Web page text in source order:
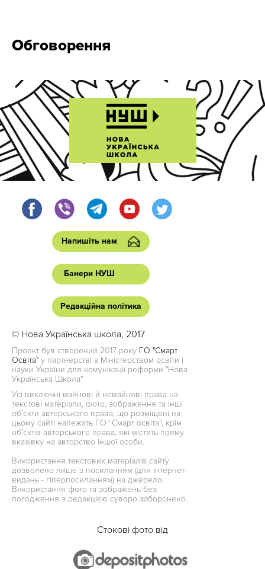
Обговорення
Напишіть нам
Банери НУШ
Редакційна політика
© Нова Українська школа, 2017
Проект був створений 2017 року ГО "Смарт
Освіта" у партнерстві з Міністерством освіти і
науки України для комунікації реформи "Нова
Українська Школа"
Усі виключні майнові й немайнові права на
текстові матеріали, фото, зображення та інші
об’єкти авторського права, що розміщені на
цьому сайті належать ГО “Смарт освіта”, крім
об’єктів авторського права, які містять пряму
вказівку на авторство іншої особи.
Використання текстових матеріалів сайту
дозволено лише з посиланням (для інтернет-
видань - гіперпосиланням) на джерело.
Використання фото та зображень без
погодження з редакцією суворо заборонено.
Стокові фото від